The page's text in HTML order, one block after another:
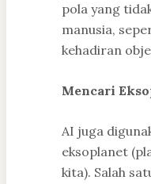
pola yang
manusia,
kehadiran
Mencari
AI juga
eksoplanet
kita). Salah